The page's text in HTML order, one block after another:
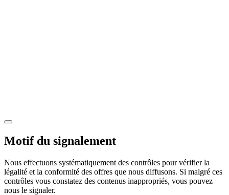
Motif du signalement
Nous effectuons systématiquement des contrôles pour vérifier la
légalité et la conformité des offres que nous diffusons. Si malgré ces
contrôles vous constatez des contenus inappropriés, vous pouvez
nous le signaler.